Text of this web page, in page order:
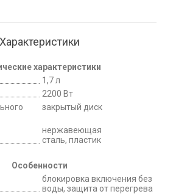
Характеристики
характеристики
1,7 л
2200 Вт
закрытый диск
нержавеющая
сталь, пластик
Особенности
блокировка включения без
воды, защита от перегрева